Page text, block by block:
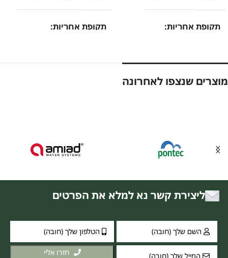
תקופת אחריות תקופת אחריות
מוצרים שנצפו לאחרונה
ליצירת קשר נא למלא את הפרטים
חזרו אליי